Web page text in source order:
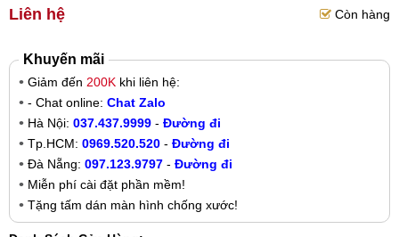
Liên hệ Còn hàng
Khuyến mãi
Giảm đến 200K khi liên hệ:
- Chat online: Chat Zalo
Hà Nội: 037.437.9999 - Đường đi
Tp.HCM: 0969.520.520 - Đường đi
Đà Nẵng: 097.123.9797 - Đường đi
Miễn phí cài đặt phần mềm!
Tặng tấm dán màn hình chống xước!